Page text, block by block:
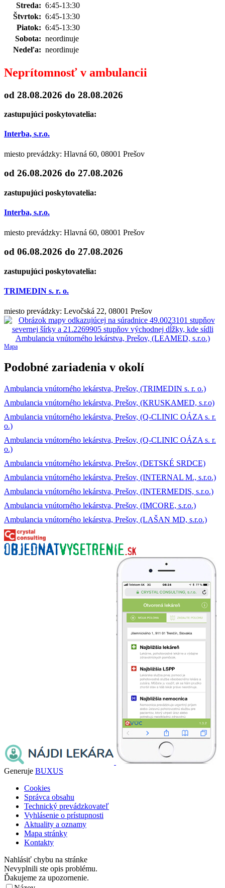
Streda: 6:45-13:30
Štvrtok: 6:45-13:30
Piatok: 6:45-13:30
Sobota: neordinuje
Nedeľa: neordinuje
Neprítomnosť v ambulancii
od 28.08.2026 do 28.08.2026
zastupujúci poskytovatelia:
Interba, s.r.o.
miesto prevádzky: Hlavná 60, 08001 Prešov
od 26.08.2026 do 27.08.2026
zastupujúci poskytovatelia:
Interba, s.r.o.
miesto prevádzky: Hlavná 60, 08001 Prešov
od 06.08.2026 do 27.08.2026
zastupujúci poskytovatelia:
TRIMEDIN s. r. o.
miesto prevádzky: Levočská 22, 08001 Prešov
Mapa
Podobné zariadenia v okolí
Ambulancia vnútorného lekárstva, Prešov, (TRIMEDIN s. r. o.)
Ambulancia vnútorného lekárstva, Prešov, (KRUSKAMED, s.r.o)
Ambulancia vnútorného lekárstva, Prešov, (Q-CLINIC OÁZA s. r.
o.)
Ambulancia vnútorného lekárstva, Prešov, (Q-CLINIC OÁZA s. r.
o.)
Ambulancia vnútorného lekárstva, Prešov, (DETSKÉ SRDCE)
Ambulancia vnútorného lekárstva, Prešov, (INTERNAL M., s.r.o.)
Ambulancia vnútorného lekárstva, Prešov, (INTERMEDIS, s.r.o.)
Ambulancia vnútorného lekárstva, Prešov, (IMCORE, s.r.o.)
Ambulancia vnútorného lekárstva, Prešov, (LAŠAN MD, s.r.o.)
Generuje BUXUS
Cookies
Správca obsahu
Technický prevádzkovateľ
Vyhlásenie o prístupnosti
Aktuality a oznamy
Mapa stránky
Kontakty
Nahlásiť chybu na stránke
Nevyplnili ste opis problému.
Ďakujeme za upozornenie.